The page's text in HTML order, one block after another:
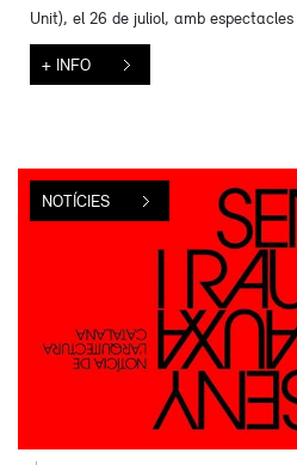
Unit), el 26 de juliol, amb
+ INFO
NOTÍCIES